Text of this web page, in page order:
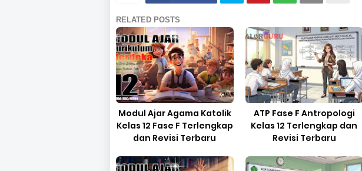
RELATED POSTS
Modul Ajar Agama Katolik
Kelas 12 Fase F Terlengkap
dan Revisi Terbaru
ATP Fase F Antropologi
Kelas 12 Terlengkap dan
Revisi Terbaru